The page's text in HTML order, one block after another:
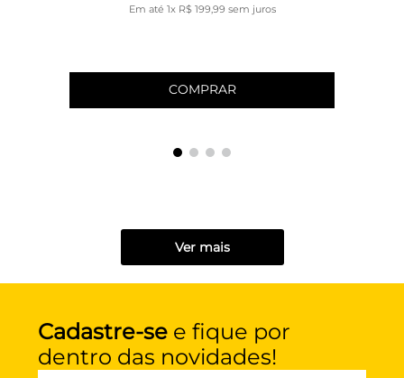
Em até 1x R$ 199 99 sem juros
COMPRAR
Ver mais
Cadastre-se e fique por
dentro das novidades!